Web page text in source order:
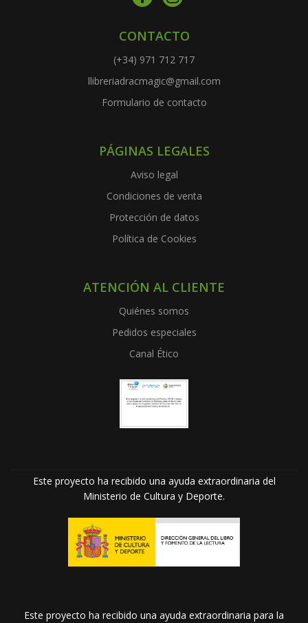
CONTACTO
(+34) 971 712 717
llibreriadracmagic@gmail.com
Formulario de contacto
PÁGINAS LEGALES
Aviso legal
Condiciones de venta
Protección de datos
Política de Cookies
ATENCIÓN AL CLIENTE
Quiénes somos
Pedidos especiales
Canal Ético
Este proyecto ha recibido una ayuda extraordinaria del
Ministerio de Cultura y Deporte.
Este proyecto ha recibido una ayuda extraordinaria para la